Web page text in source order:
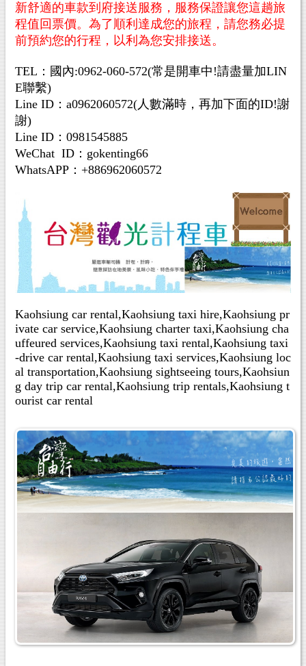
新舒適的車款到府接送服務，服務保證讓您這趟旅
程值回票價。為了順利達成您的旅程，請您務必提
前預約您的行程，以利為您安排接送。
TEL：國內:0962-060-572(常是開車中!請盡量加LIN
E聯繫)
Line ID：a0962060572(人數滿時，再加下面的ID!謝
謝)
Line ID：0981545885
WeChat ID：gokenting66
WhatsAPP：+886962060572
Kaohsiung car rental,Kaohsiung taxi hire,Kaohsiung pr
ivate car service,Kaohsiung charter taxi,Kaohsiung cha
uffeured services,Kaohsiung taxi rental,Kaohsiung taxi
-drive car rental,Kaohsiung taxi services,Kaohsiung loc
al transportation,Kaohsiung sightseeing tours,Kaohsiun
g day trip car rental,Kaohsiung trip rentals,Kaohsiung t
ourist car rental